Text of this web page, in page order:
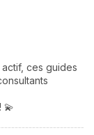
!
ces guides
💫